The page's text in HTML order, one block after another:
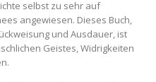
selbst zu sehr auf
angewiesen. Dieses Buch,
und Ausdauer, ist
Geistes, Widrigkeiten